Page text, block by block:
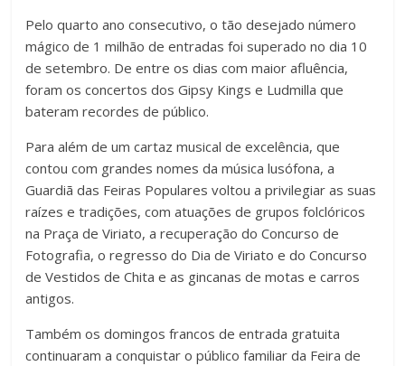
Pelo quarto ano consecutivo, o tão desejado número
mágico de 1 milhão de entradas foi superado no dia 10
de setembro. De entre os dias com maior afluência,
foram os concertos dos Gipsy Kings e Ludmilla que
bateram recordes de público.
Para além de um cartaz musical de excelência, que
contou com grandes nomes da música lusófona, a
Guardiã das Feiras Populares voltou a privilegiar as suas
raízes e tradições, com atuações de grupos folclóricos
na Praça de Viriato, a recuperação do Concurso de
Fotografia, o regresso do Dia de Viriato e do Concurso
de Vestidos de Chita e as gincanas de motas e carros
antigos.
Também os domingos francos de entrada gratuita
continuaram a conquistar o público familiar da Feira de